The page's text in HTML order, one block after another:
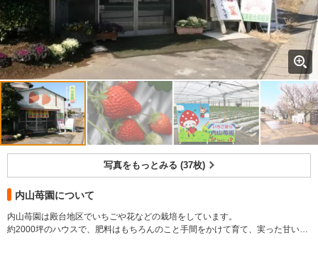
写真をもっとみる (37枚)
内山苺園について
内山苺園は殿台地区でいちごや花などの栽培をしています。
約2000坪のハウスで、肥料はもちろんのこと手間をかけて育て、実った甘い苺